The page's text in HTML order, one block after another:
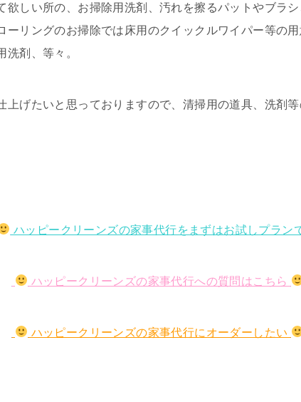
欲しい所の、お掃除用洗剤、汚れを擦るパットやブラ
ーリングのお掃除では床用のクイックルワイパー等の
洗剤、等々。
上げたいと思っておりますので、清掃用の道具、洗剤
ハッピークリーンズの家事代行をまずはお試しプラン
ハッピークリーンズの家事代行への質問はこちら
ハッピークリーンズの家事代行にオーダーしたい